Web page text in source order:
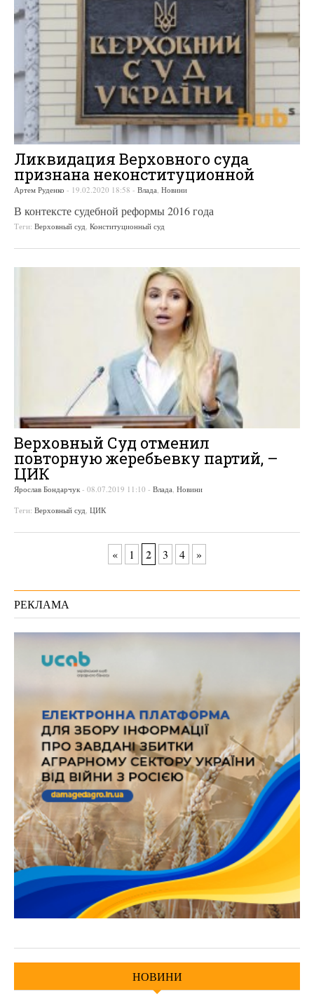
Ликвидация Верховного суда
признана неконституционной
Артем Руденко - 19.02.2020 18:58 - Влада Новини
В контексте судебной реформы 2016 года
Теги: Верховный суд Конституционный суд
Верховный Суд отменил
повторную жеребьевку партий, –
ЦИК
Ярослав Бондарчук - 08.07.2019 11:10 - Влада, Новини
Теги: Верховный суд, ЦИК
« 1 2 3 4 »
РЕКЛАМА
НОВИНИ